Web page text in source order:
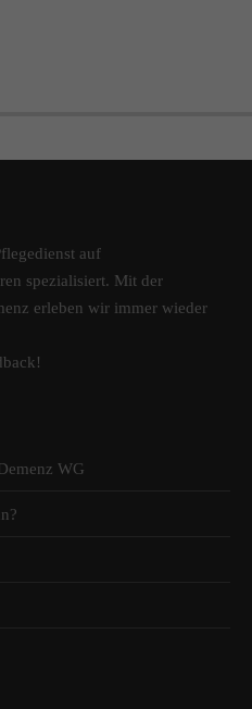
auf
spezialisiert. Mit der
erleben wir immer wieder
WG